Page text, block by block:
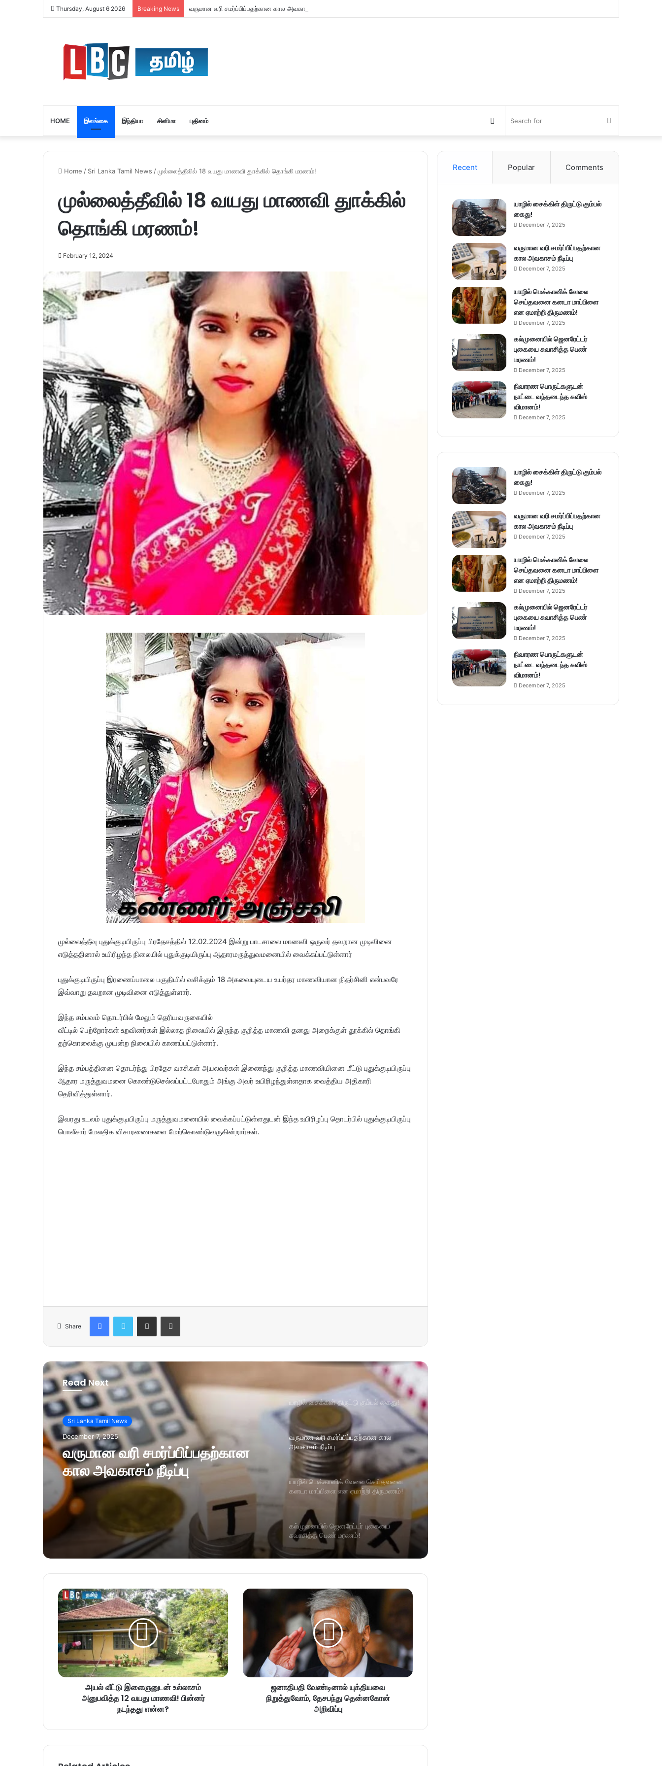
Thursday, August 6 2026 Breaking News வருமான வரி சமர்ப்பிப்பதற்கான கால அவகாசம் நீடிப்பு
HOME இலங்கை இந்தியா சினிமா புதினம்
for
Switch
skin
Home / Sri Lanka Tamil News /முல்லைத்தீவில் 18 வயது மாணவி துாக்கில் தொங்கி மரணம்!
முல்லைத்தீவில் 18 வயது மாணவி துாக்கில்
தொங்கி மரணம்!
February 12, 2024
முல்லைத்தீவு புதுக்குடியிருப்பு பிரதேசத்தில் 12.02.2024 இன்று பாடசாலை மாணவி ஒருவர் தவறான முடிவினை
எடுத்ததினால் உயிரிழந்த நிலையில் புதுக்குடியிருப்பு ஆதாரமருத்துவமனையில் வைக்கப்பட்டுள்ளார்
புதுக்குடியிருப்பு இரணைப்பாலை பகுதியில் வசிக்கும் 18 அகவையுடைய உயர்தர மாணவியான நிதர்சினி என்பவரே
இவ்வாறு தவறான முடிவினை எடுத்துள்ளார்.
இந்த சம்பவம் தொடர்பில் மேலும் தெரியவருகையில்
வீட்டில் பெற்றோர்கள் உறவினர்கள் இல்லாத நிலையில் இருந்த குறித்த மாணவி தனது அறைக்குள் தூக்கில் தொங்கி
தற்கொலைக்கு முயன்ற நிலையில் காணப்பட்டுள்ளார்.
இந்த சம்பத்தினை தொடர்ந்து பிரதேச வாசிகள் அயலவர்கள் இணைந்து குறித்த மாணவியினை மீட்டு புதுக்குடியிருப்பு
ஆதார மருத்துவமனை கொண்டுசெல்லப்பட்டபோதும் அங்கு அவர் உயிரிழந்துள்ளதாக வைத்திய அதிகாரி
தெரிவித்துள்ளார்.
இவரது உடலம் புதுக்குடியிருப்பு மருத்துவமனையில் வைக்கப்பட்டுள்ளதுடன் இந்த உயிரிழப்பு தொடர்பில் புதுக்குடியிருப்பு
பொலீசார் மேலதிக விசாரணைகளை மேற்கொண்டுவருகின்றார்கள்.
Share
Read Next
Sri Lanka Tamil News
December 7, 2025
வருமான வரி சமர்ப்பிப்பதற்கான
கால அவகாசம் நீடிப்பு
யாழில் சைக்கிள் திருட்டு கும்பல் கைது!
வருமான வரி சமர்ப்பிப்பதற்கான கால
அவகாசம் நீடிப்பு
யாழில் மெக்கானிக் வேலை செய்தவனை
கனடா மாப்பிளை என ஏமாற்றி திருமணம்!
கல்முனையில் ஜெனரேட்டர் புகையை
சுவாசித்த பெண் மரணம்!
அயல் வீட்டு இளைஞனுடன் உல்லாசம்
அனுபவித்த 12 வயது மாணவி! பின்னர்
நடந்தது என்ன?
ஜனாதிபதி வேண்டினால் யுக்தியவை
நிறுத்துவோம், தேசபந்து தென்னகோன்
அறிவிப்பு
Recent Popular Comments
யாழில் சைக்கிள் திருட்டு கும்பல்
கைது!
December 7, 2025
வருமான வரி சமர்ப்பிப்பதற்கான
கால அவகாசம் நீடிப்பு
December 7, 2025
யாழில் மெக்கானிக் வேலை
செய்தவனை கனடா மாப்பிளை
என ஏமாற்றி திருமணம்!
December 7, 2025
கல்முனையில் ஜெனரேட்டர்
புகையை சுவாசித்த பெண்
மரணம்!
December 7, 2025
நிவாரண பொருட்களுடன்
நாட்டை வந்தடைந்த சுவிஸ்
விமானம்!
December 7, 2025
யாழில் சைக்கிள் திருட்டு கும்பல்
கைது!
December 7, 2025
வருமான வரி சமர்ப்பிப்பதற்கான
கால அவகாசம் நீடிப்பு
December 7, 2025
யாழில் மெக்கானிக் வேலை
செய்தவனை கனடா மாப்பிளை
என ஏமாற்றி திருமணம்!
December 7, 2025
கல்முனையில் ஜெனரேட்டர்
புகையை சுவாசித்த பெண்
மரணம்!
December 7, 2025
நிவாரண பொருட்களுடன்
நாட்டை வந்தடைந்த சுவிஸ்
விமானம்!
December 7, 2025